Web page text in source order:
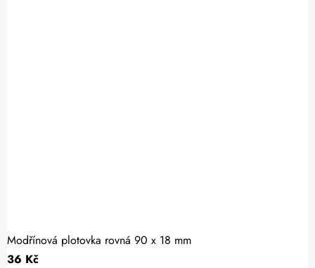
Modřínová plotovka rovná 90 x 18 mm
36 Kč